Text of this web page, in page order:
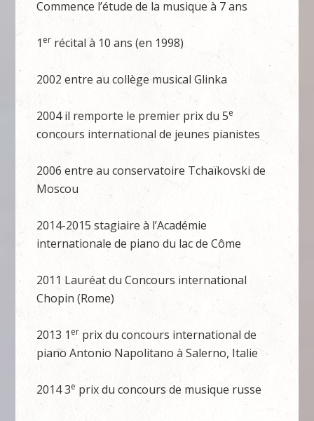
Commence l’étude de la musique à 7 ans
1 er récital à 10 ans (en 1998)
2002 entre au collège musical Glinka
2004 il remporte le premier prix du 5e
concours international de jeunes pianistes
2006 entre au conservatoire Tchaïkovski de
Moscou
2014-2015 stagiaire à l’Académie
internationale de piano du lac de Côme
2011 Lauréat du Concours international
Chopin (Rome)
2013 1 er prix du concours international de
piano Antonio Napolitano à Salerno, Italie
2014 3e prix du concours de musique russe